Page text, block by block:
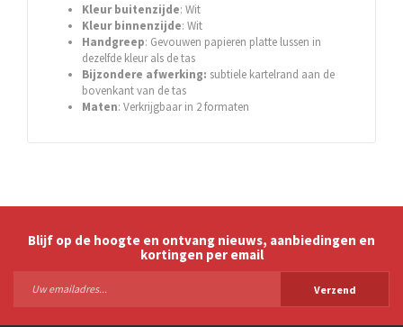
Kleur buitenzijde: Wit
Kleur binnenzijde: Wit
Handgreep: Gevouwen papieren platte lussen in
dezelfde kleur als de tas
Bijzondere afwerking: subtiele kartelrand aan de
bovenkant van de tas
Maten: Verkrijgbaar in 2 formaten
Blijf op de hoogte en ontvang nieuws, aanbiedingen en
kortingen per email
Verzend